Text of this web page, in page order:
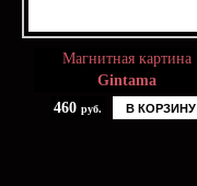
Магнитная картина
Gintama
460 руб. В КОРЗИНУ